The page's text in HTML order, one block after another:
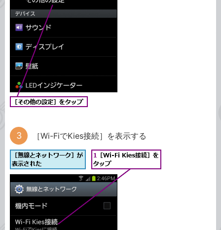
［Wi-FiでKies接続］を表示する